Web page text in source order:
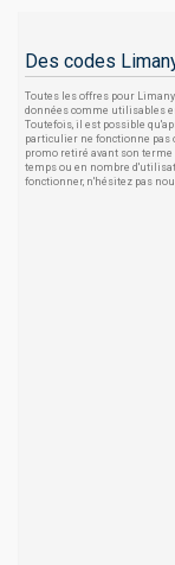
Des codes
Toutes les offres pour
données comme utilisables
Toutefois, il est possible
particulier ne fonctionne pas
promo retiré avant son
temps ou en nombre
fonctionner, n'hésitez pas